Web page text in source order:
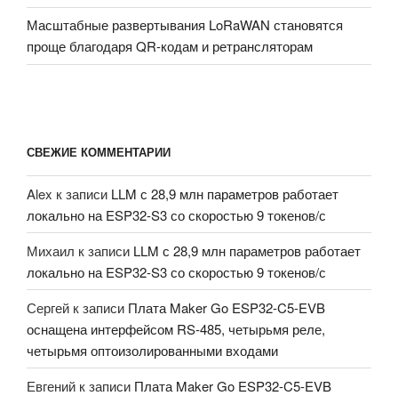
Масштабные развертывания LoRaWAN становятся
проще благодаря QR-кодам и ретрансляторам
СВЕЖИЕ КОММЕНТАРИИ
Alex к записи LLM с 28,9 млн параметров работает
локально на ESP32-S3 со скоростью 9 токенов/с
Михаил к записи LLM с 28,9 млн параметров работает
локально на ESP32-S3 со скоростью 9 токенов/с
Сергей к записи Плата Maker Go ESP32-C5-EVB
оснащена интерфейсом RS-485, четырьмя реле,
четырьмя оптоизолированными входами
Евгений к записи Плата Maker Go ESP32-C5-EVB